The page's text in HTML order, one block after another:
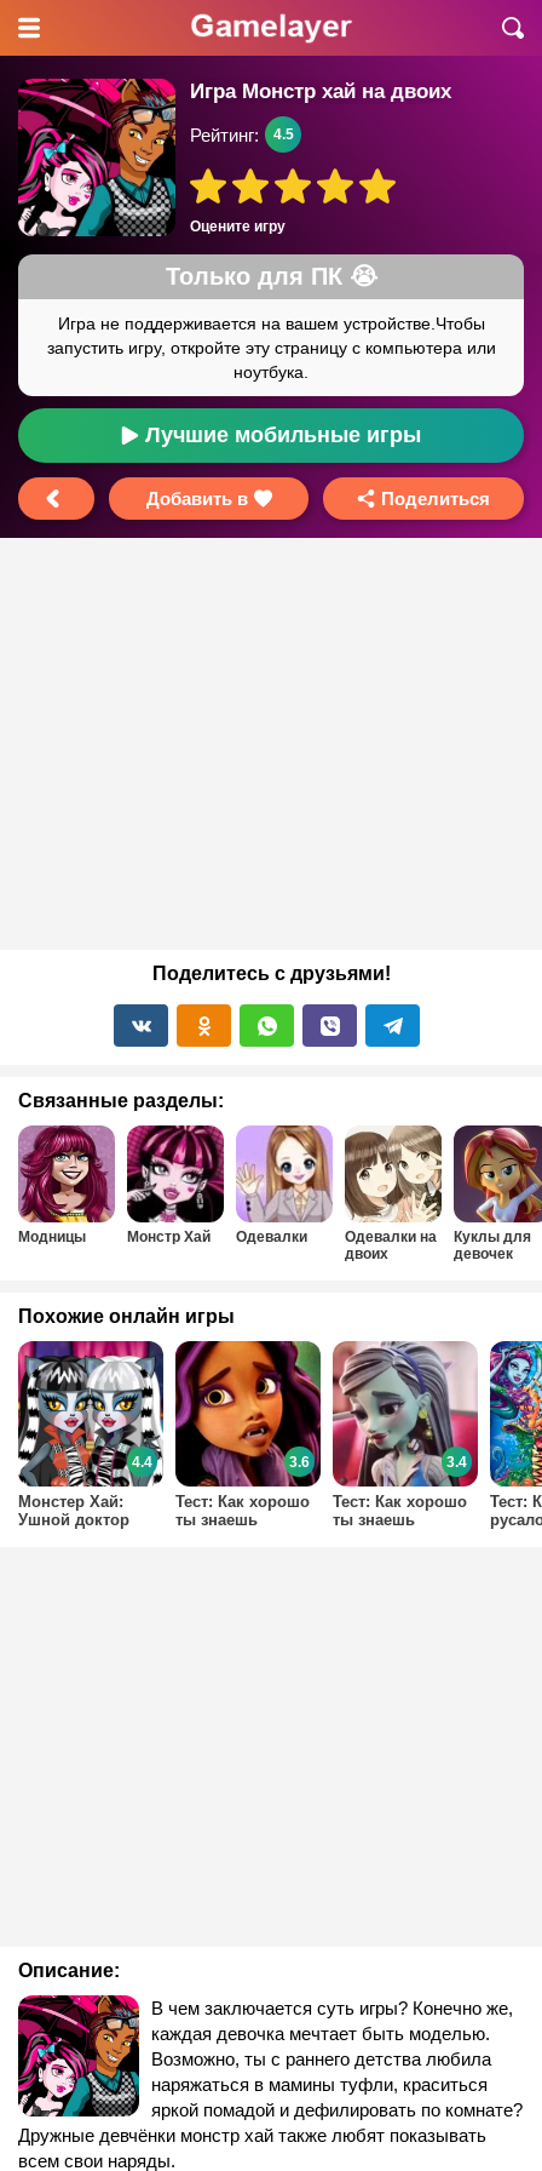
Игра Монстр хай на двоих
Оцените игру
Рейтинг: 4.5
Лучшие мобильные игры
Добавить в Поделиться
Поделитесь с друзьями!
Связанные разделы:
Модницы Монстр Хай Одевалки
Одевалки на
двоих
Куклы для
девочек
Описание:
В чем заключается суть игры? Конечно же,
каждая девочка мечтает быть моделью.
Возможно, ты с раннего детства любила
наряжаться в мамины туфли, краситься
яркой помадой и дефилировать по комнате?
Дружные девчёнки монстр хай также любят показывать
всем свои наряды.
Похожие онлайн игры
Монстер Хай:
Ушной доктор
4.4
Тест: Как хорошо
ты знаешь
3.6
Тест: Как хорошо
ты знаешь
3.4
Тест: